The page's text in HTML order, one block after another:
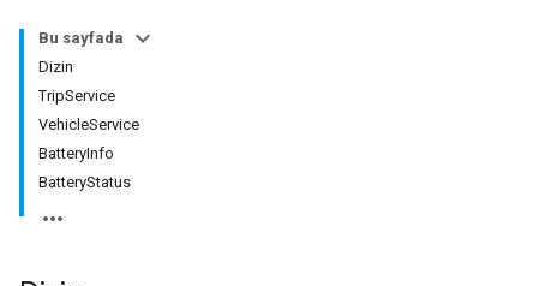
Bu sayfada
Dizin
TripService
VehicleService
BatteryInfo
BatteryStatus